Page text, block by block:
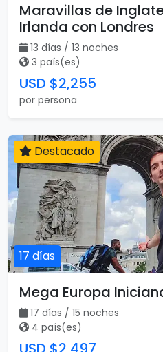
Maravillas de
Irlanda con Londres
13 días / 13 noches
3 país(es)
USD $2,255
por persona
17 días
Destacado
Mega Europa
17 días / 15 noches
4 país(es)